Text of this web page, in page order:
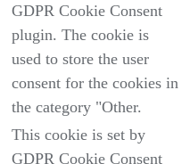
GDPR Cookie Consent
plugin. The cookie is
used to store the user
consent for the cookies in
the category "Other.
This cookie is set by
GDPR Cookie Consent